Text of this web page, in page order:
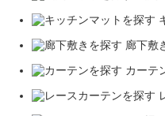
廊下敷
カーテ